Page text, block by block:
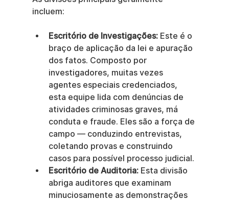
incluem:
Escritório de Investigações: Este é o
braço de aplicação da lei e apuração
dos fatos. Composto por
investigadores, muitas vezes
agentes especiais credenciados,
esta equipe lida com denúncias de
atividades criminosas graves, má
conduta e fraude. Eles são a força de
campo — conduzindo entrevistas,
coletando provas e construindo
casos para possível processo judicial.
Escritório de Auditoria: Esta divisão
abriga auditores que examinam
minuciosamente as demonstrações